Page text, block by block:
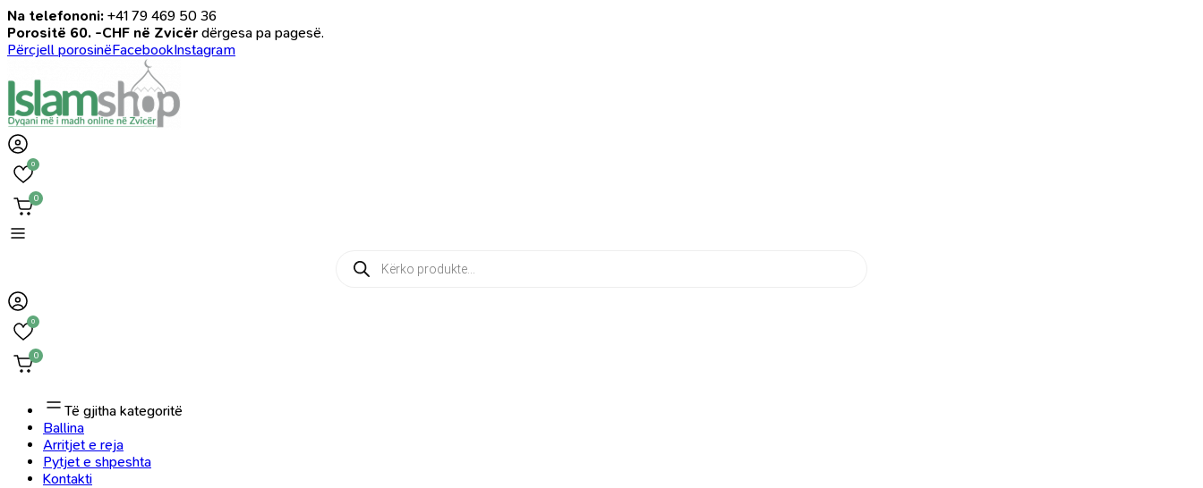
Na telefononi: +41 79 469 50 36
Porositë 60. -CHF në Zvicër dërgesa pa pagesë.
Përcjell porosinëFacebookInstagram
0
0
Products
search
0
0
Të gjitha kategoritë
Ballina
Arritjet e reja
Pytjet e shpeshta
Kontakti